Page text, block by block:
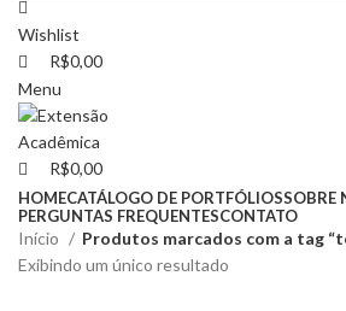
Wishlist
R$0,00
Menu
R$0,00
HOMECATÁLOGO DE PORTFÓLIOSSOBRE
PERGUNTAS FREQUENTESCONTATO
Início
Produtos marcados com a tag
Exibindo um único resultado